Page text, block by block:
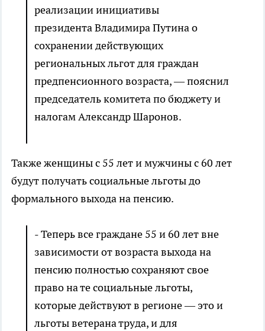
реализации инициативы
президента Владимира Путина о
сохранении действующих
региональных льгот для граждан
предпенсионного возраста, — пояснил
председатель комитета по бюджету и
налогам Александр Шаронов.
Также женщины с 55 лет и мужчины с 60 лет
будут получать социальные льготы до
формального выхода на пенсию.
- Теперь все граждане 55 и 60 лет вне
зависимости от возраста выхода на
пенсию полностью сохраняют свое
право на те социальные льготы,
которые действуют в регионе — это и
льготы ветерана труда, и для